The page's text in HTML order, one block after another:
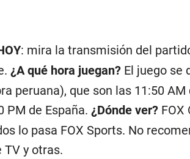
: mira la transmisión del
¿A qué hora juegan?El juego se
peruana), que son las 11:50
PM de España. ¿Dónde ver?FOX
lo pasa FOX Sports. No
y otras.